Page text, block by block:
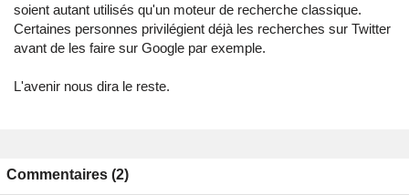
soient autant utilisés qu'un moteur de recherche classique.
Certaines personnes privilégient déjà les recherches sur Twitter
avant de les faire sur Google par exemple.
L'avenir nous dira le reste.
Commentaires (2)